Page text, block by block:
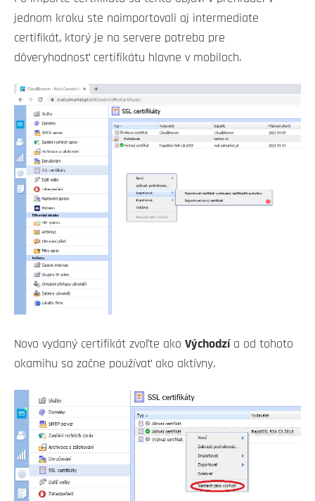
jednom kroku ste naimportovali aj intermediate
certifikát, ktorý je na servere potreba pre
dôveryhodnosť certifikátu hlavne v mobiloch.
Novo vydaný certifikát zvoľte ako Východzí a od tohoto
okamihu sa začne používať ako aktívny.